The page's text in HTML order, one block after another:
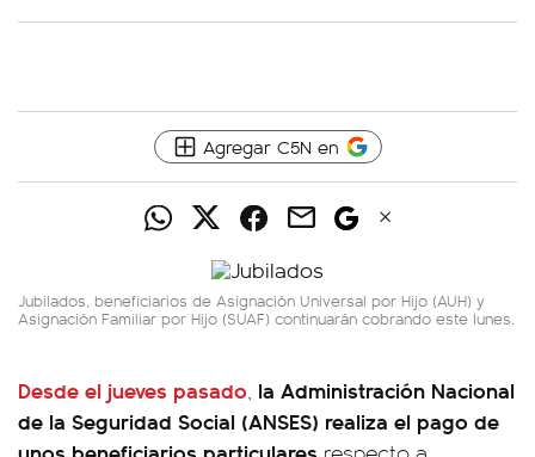
Agregar C5N en
Jubilados, beneficiarios de Asignación Universal por Hijo (AUH) y
Asignación Familiar por Hijo (SUAF) continuarán cobrando este lunes.
Desde el jueves pasado, la Administración Nacional
de la Seguridad Social (ANSES) realiza el pago de